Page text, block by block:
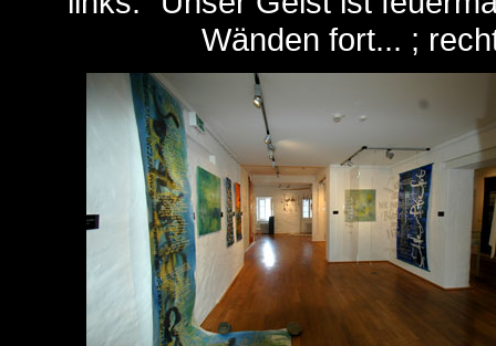
Wänden fort... ;